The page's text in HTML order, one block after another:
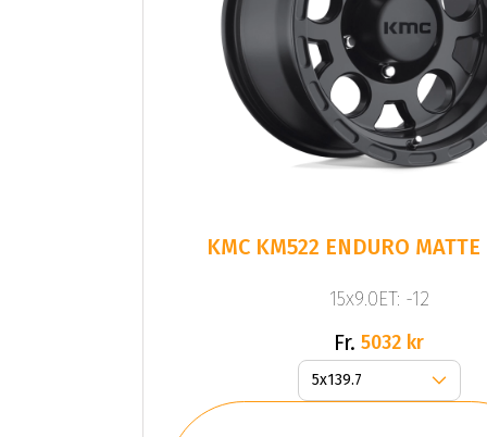
KMC KM522 ENDURO
15x9.0ET: -12
Fr. 5032 kr